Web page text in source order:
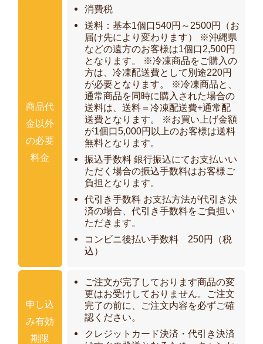
プライバシーポリシー
商品代
金以外
の必要
料金
消費税
送料：基本1個口540円～2500円（お
届け先により変わります） ※沖縄県
などの遠方のお客様は1個口2,500円
となります。 ※冷凍商品をご購入の
方は、冷凍配送費として別途220円
が必要となります。 ※冷凍商品と、
通常商品を同時に購入された場合の
送料は、送料＝冷凍配送費+通常配
送費となります。 ※お買い上げ金額
が1個口5,000円以上のお客様は送料
無料となります。
振込手数料 銀行振込にてお支払いい
ただく場合の振込手数料はお客様ご
負担となります。
代引き手数料 お支払方法が代引き決
済の場合、代引き手数料をご負担い
ただきます。
コンビニ後払い手数料 250円（税
込）
申し込
み有効
期限
ご注文が完了しております商品の変
更はお受けしておりません。ご注文
完了の前に、ご注文内容を必ずご確
認ください。
クレジットカード決済・代引き決済